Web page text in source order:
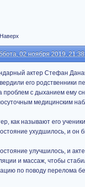
Наверх
02 ноября 2019,
актер Стефан
его родственники
проблем с дыханием ему
медицинским
как называют его
ухудшилось, и он
улучшилось, и
и массаж, чтобы
по поводу перелома